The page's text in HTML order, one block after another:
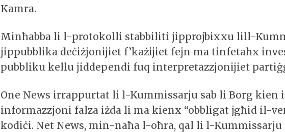
Kamra.
Minħabba li l-protokolli stabbiliti jipprojbixxu lill-
jippubblika deċiżjonijiet f’każijiet fejn ma tinfetaħx
pubbliku kellu jiddependi fuq interpretazzjonijiet
One News irrappurtat li l-Kummissarju sab li Borg kien
informazzjoni falza iżda li ma kienx “obbligat jgħid il-
kodiċi. Net News, min-naħa l-oħra, qal li l-Kummissarju